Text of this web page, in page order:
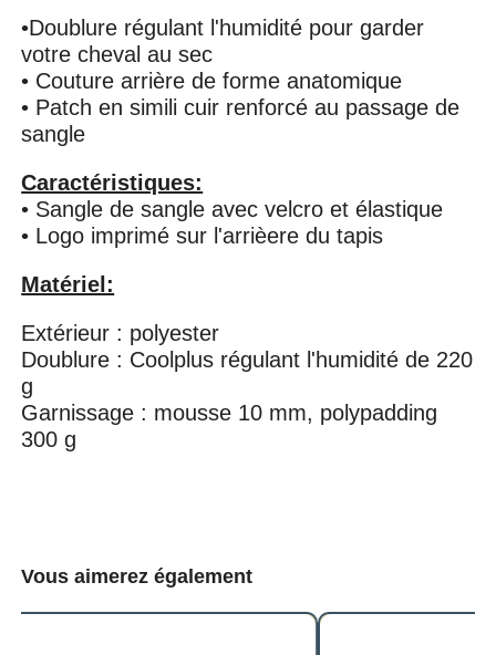
•Doublure régulant l'humidité pour garder
votre cheval au sec
• Couture arrière de forme anatomique
• Patch en simili cuir renforcé au passage de
sangle
Caractéristiques:
• Sangle de sangle avec velcro et élastique
• Logo imprimé sur l'arrièere du tapis
Matériel:
Extérieur : polyester
Doublure : Coolplus régulant l'humidité de 220
g
Garnissage : mousse 10 mm, polypadding
300 g
Vous aimerez également